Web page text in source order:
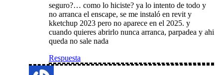
seguro?… como lo hiciste? ya lo intento de todo y
no arranca el enscape, se me instaló en revit y
kketchup 2023 pero no aparece en el 2025. y
cuando quieres abrirlo nunca arranca, parpadea y ahi
queda no sale nada
Respuesta